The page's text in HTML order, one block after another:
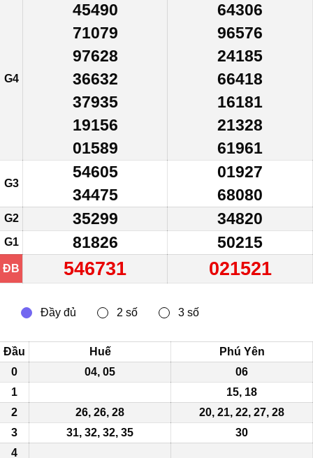
G4
45490
71079
97628
36632
37935
19156
01589
64306
96576
24185
66418
16181
21328
61961
G3
54605
34475
01927
68080
G2 35299 34820
G1 81826 50215
ĐB 546731 021521
Đầu Huế
Phú Yên
0
04, 05
06
1
15, 18
2
26, 26, 28 20, 21, 22, 27, 28
3
31, 32, 32, 35
30
4